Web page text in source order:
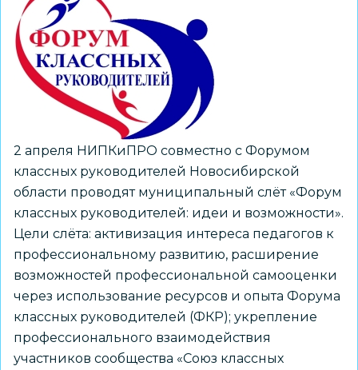
региональный
слёт
«Форум
классных
руководителей:
идеи
и
возможности»
2 апреля НИПКиПРО совместно с Форумом
классных руководителей Новосибирской
области проводят муниципальный слёт «Форум
классных руководителей: идеи и возможности».
Цели слёта: активизация интереса педагогов к
профессиональному развитию, расширение
возможностей профессиональной самооценки
через использование ресурсов и опыта Форума
классных руководителей (ФКР); укрепление
профессионального взаимодействия
участников сообщества «Союз классных